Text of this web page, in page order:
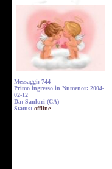
Messaggi: 744
Primo ingresso in Numenor: 2004-
02-12
Da: Sanluri (CA)
Status: offline